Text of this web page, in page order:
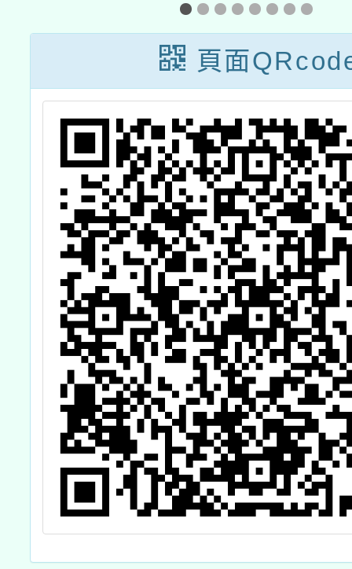
研究與教學研究
所辦理115年
《閩南語雙語教
學研習課程》
亞競
頁面